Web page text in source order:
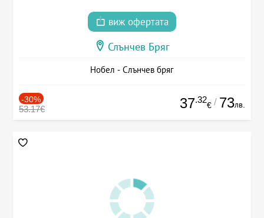
виж офертата
Слънчев Бряг
Нобел - Слънчев бряг
-30%
53.17€ 37.32
€ / 73лв.